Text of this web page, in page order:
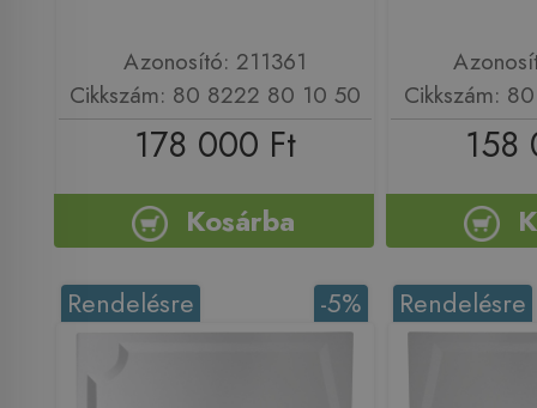
Azonosító: 211361
Cikkszám: 80 8222 80 10 50
178 000 Ft
Kosárba
Cikkszám:
158
-5%
Rendelésre Rendelésre